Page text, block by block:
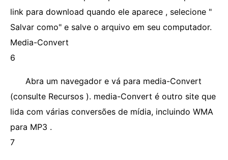
link para download quando ele aparece , selecione "
Salvar como" e salve o arquivo em seu computador.
Media-Convert
6
Abra um navegador e vá para media-Convert
(consulte Recursos ). media-Convert é outro site que
lida com várias conversões de mídia, incluindo WMA
para MP3 .
7